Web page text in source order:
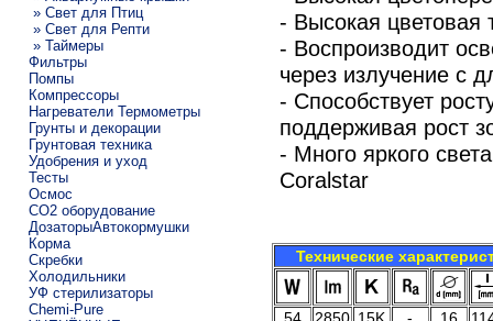
» Свет для Птиц
» Свет для Репти
» Таймеры
Фильтры
Помпы
Компрессоры
Нагреватели Термометры
Грунты и декорации
Грунтовая техника
Удобрения и уход
Тесты
Осмос
CO2 оборудование
ДозаторыАвтокормушки
Корма
Скребки
Холодильники
УФ стерилизаторы
Chemi-Pure
- Высокая цветовая
- Воспроизводит
через излучение с
- Способствует
поддерживая рост
- Много яркого
Coralstar
Технические